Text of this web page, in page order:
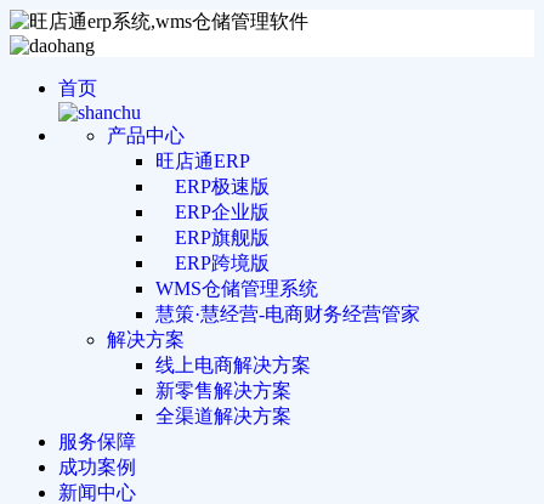
首页
产品中心
旺店通ERP
ERP极速版
ERP企业版
ERP旗舰版
ERP跨境版
WMS仓储管理系统
慧策·慧经营-电商财务经营管家
解决方案
线上电商解决方案
新零售解决方案
全渠道解决方案
服务保障
成功案例
新闻中心